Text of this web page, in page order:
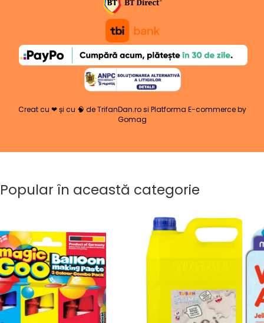
Creat cu ❤ și cu 🧠 de TrifanDan.rosi Platforma E-commerce by
Gomag
Popular în această categorie